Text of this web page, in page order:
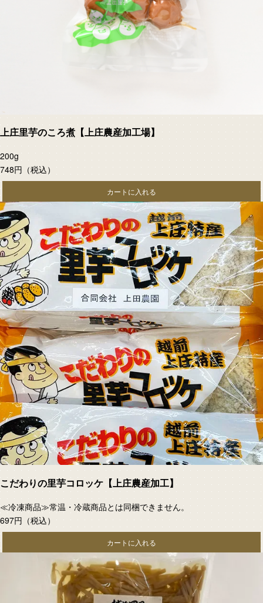
上庄里芋のころ煮【上庄農産加工場】
200g
748円 （税込）
カートに入れる
こだわりの里芋コロッケ【上庄農産加工】
≪冷凍商品≫常温・冷蔵商品とは同梱できません。
697円 （税込）
カートに入れる